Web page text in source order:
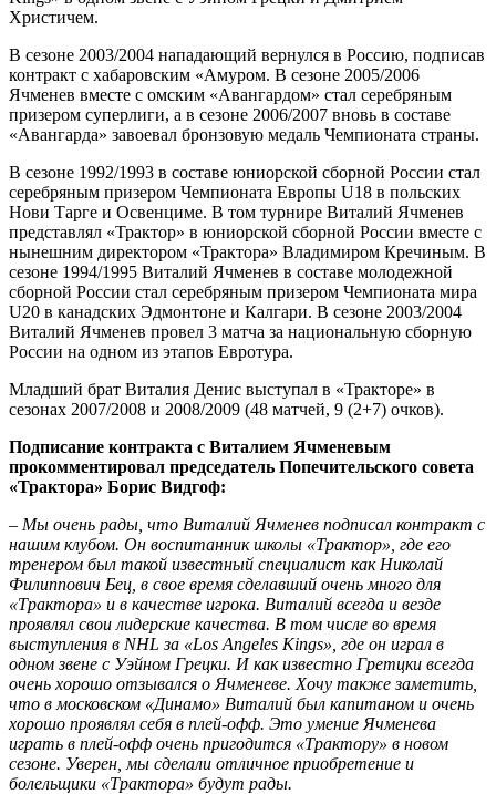
Христичем.
В сезоне 2003/2004 нападающий вернулся в Россию, подписав
контракт с хабаровским «Амуром. В сезоне 2005/2006
Ячменев вместе с омским «Авангардом» стал серебряным
призером суперлиги, а в сезоне 2006/2007 вновь в составе
«Авангарда» завоевал бронзовую медаль Чемпионата страны.
В сезоне 1992/1993 в составе юниорской сборной России стал
серебряным призером Чемпионата Европы U18 в польских
Нови Тарге и Освенциме. В том турнире Виталий Ячменев
представлял «Трактор» в юниорской сборной России вместе с
нынешним директором «Трактора» Владимиром Кречиным. В
сезоне 1994/1995 Виталий Ячменев в составе молодежной
сборной России стал серебряным призером Чемпионата мира
U20 в канадских Эдмонтоне и Калгари. В сезоне 2003/2004
Виталий Ячменев провел 3 матча за национальную сборную
России на одном из этапов Евротура.
Младший брат Виталия Денис выступал в «Тракторе» в
сезонах 2007/2008 и 2008/2009 (48 матчей, 9 (2+7) очков).
Подписание контракта с Виталием Ячменевым
прокомментировал председатель Попечительского совета
«Трактора» Борис Видгоф:
– Мы очень рады, что Виталий Ячменев подписал контракт с
нашим клубом. Он воспитанник школы «Трактор», где его
тренером был такой известный специалист как Николай
Филиппович Бец, в свое время сделавший очень много для
«Трактора» и в качестве игрока. Виталий всегда и везде
проявлял свои лидерские качества. В том числе во время
выступления в NHL за «Los Angeles Kings», где он играл в
одном звене с Уэйном Грецки. И как известно Гретцки всегда
очень хорошо отзывался о Ячменеве. Хочу также заметить,
что в московском «Динамо» Виталий был капитаном и очень
хорошо проявлял себя в плей-офф. Это умение Ячменева
играть в плей-офф очень пригодится «Трактору» в новом
сезоне. Уверен, мы сделали отличное приобретение и
болельщики «Трактора» будут рады.